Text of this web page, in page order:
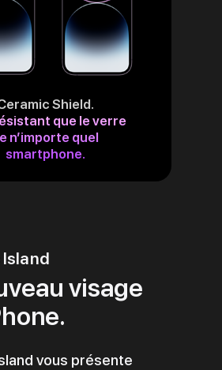
Shield.
que le verre
n’importe quel
smartphone.
visage
vous présente